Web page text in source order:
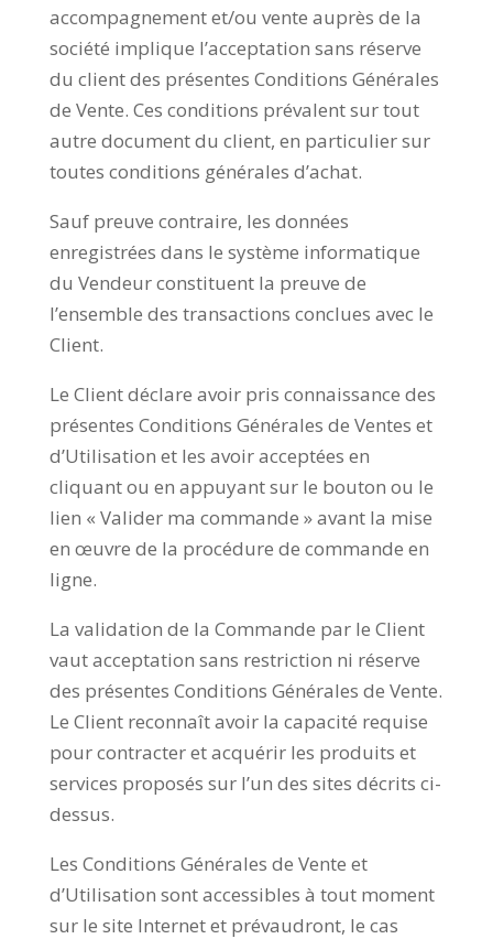
accompagnement et/ou vente auprès de la
société implique l’acceptation sans réserve
du client des présentes Conditions Générales
de Vente. Ces conditions prévalent sur tout
autre document du client, en particulier sur
toutes conditions générales d’achat.
Sauf preuve contraire, les données
enregistrées dans le système informatique
du Vendeur constituent la preuve de
l’ensemble des transactions conclues avec le
Client.
Le Client déclare avoir pris connaissance des
présentes Conditions Générales de Ventes et
d’Utilisation et les avoir acceptées en
cliquant ou en appuyant sur le bouton ou le
lien « Valider ma commande » avant la mise
en œuvre de la procédure de commande en
ligne.
La validation de la Commande par le Client
vaut acceptation sans restriction ni réserve
des présentes Conditions Générales de Vente.
Le Client reconnaît avoir la capacité requise
pour contracter et acquérir les produits et
services proposés sur l’un des sites décrits ci-
dessus.
Les Conditions Générales de Vente et
d’Utilisation sont accessibles à tout moment
sur le site Internet et prévaudront, le cas